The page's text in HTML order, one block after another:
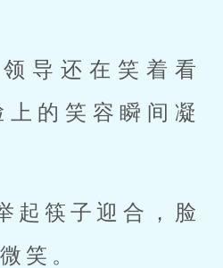
导还在笑着看
的笑容瞬间凝
起筷子迎合，脸
笑。